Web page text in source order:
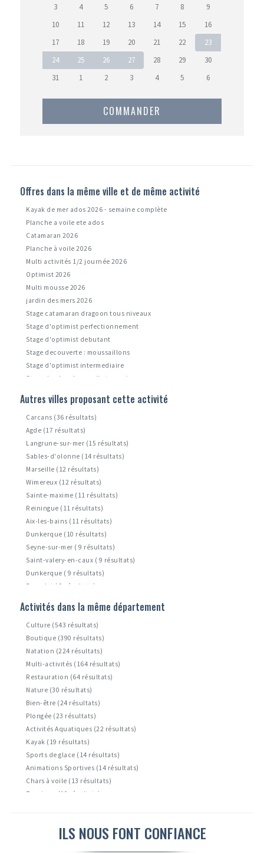
3
4 5 6 7 8
9
10
11 12 13 14 15
16
17
18 19 20 21 22
23
24
25 26 27 28 29
30
31
1 2 3 4 5 6
COMMANDER
Offres dans la même ville et de même activité
Kayak de mer ados 2026 - semaine complète
Planche a voile ete ados
Catamaran 2026
Planche à voile 2026
Multi activités 1/2 journée 2026
Optimist 2026
Multi mousse 2026
jardin des mers 2026
Stage catamaran dragoon tous niveaux
Stage d'optimist perfectionnement
Stage d'optimist debutant
Stage decouverte : moussaillons
Stage d'optimist intermediaire
Stage de planche a voile tous niveaux
Stage catamaran dragoon initiation
Autres villes proposant cette activité
Carcans (36 résultats)
Agde (17 résultats)
Langrune-sur-mer (15 résultats)
Sables-d'olonne (14 résultats)
Marseille (12 résultats)
Wimereux (12 résultats)
Sainte-maxime (11 résultats)
Reiningue (11 résultats)
Aix-les-bains (11 résultats)
Dunkerque (10 résultats)
Seyne-sur-mer ( 9 résultats)
Saint-valery-en-caux ( 9 résultats)
Dunkerque ( 9 résultats)
Benodet ( 9 résultats)
Bray-dunes ( 8 résultats)
Activités dans la même département
Culture (543 résultats)
Boutique (390 résultats)
Natation (224 résultats)
Multi-activités (164 résultats)
Restauration (64 résultats)
Nature (30 résultats)
Bien-être (24 résultats)
Plongée (23 résultats)
Activités Aquatiques (22 résultats)
Kayak (19 résultats)
Sports de glace (14 résultats)
Animations Sportives (14 résultats)
Chars à voile (13 résultats)
Tourisme (10 résultats)
ILS NOUS FONT CONFIANCE